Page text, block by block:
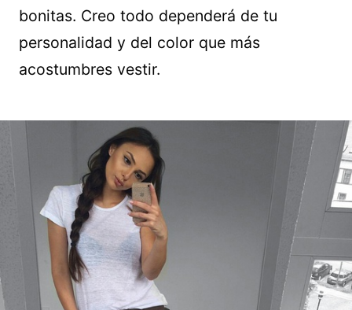
bonitas. Creo todo dependerá de tu
personalidad y del color que más
acostumbres vestir.